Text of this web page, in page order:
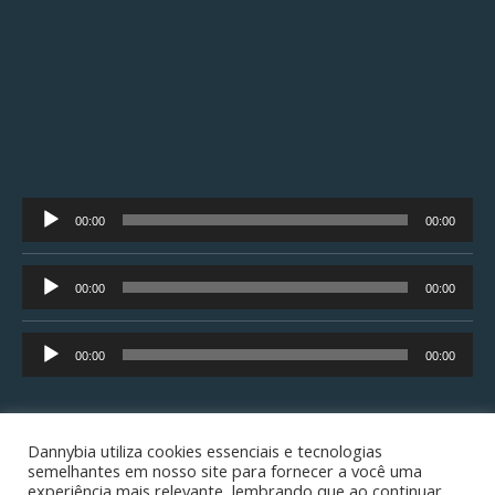
Tocador
de
áudio
00:00 00:00
Tocador
de
áudio
00:00 00:00
Tocador
de
00:00 00:00
Dannybia utiliza cookies essenciais e tecnologias
semelhantes em nosso site para fornecer a você uma
experiência mais relevante, lembrando que ao continuar